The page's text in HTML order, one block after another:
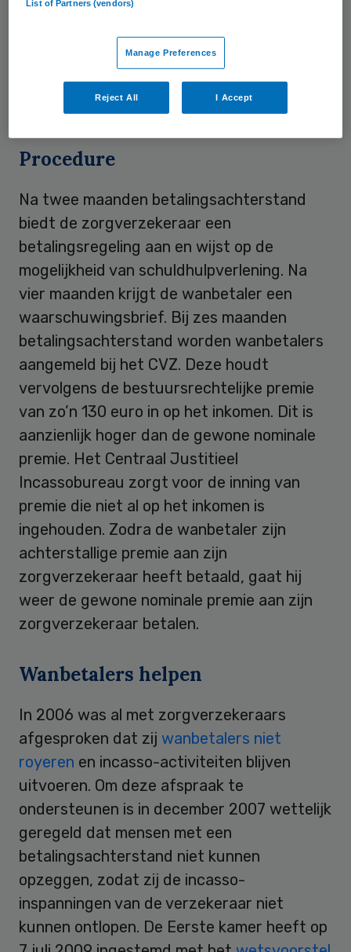
blijven betalen tot zijn
betalingsachterstand volledig is
weggewerkt. In 2008 waren er in Nederland
ongeveer 280.000 mensen die de premie
voor hun
zorgverzekering niet betaalden
Procedure
Na twee maanden betalingsachterstand
biedt de zorgverzekeraar een
betalingsregeling aan en wijst op de
mogelijkheid van schuldhulpverlening. Na
vier maanden krijgt de wanbetaler een
waarschuwingsbrief. Bij zes maanden
betalingsachterstand worden wanbetalers
aangemeld bij het CVZ. Deze houdt
vervolgens de bestuursrechtelijke premie
van zo’n 130 euro in op het inkomen. Dit is
aanzienlijk hoger dan de gewone nominale
premie. Het Centraal Justitieel
Incassobureau zorgt voor de inning van
premie die niet al op het inkomen is
ingehouden. Zodra de wanbetaler zijn
achterstallige premie aan zijn
zorgverzekeraar heeft betaald, gaat hij
weer de gewone nominale premie aan zijn
zorgverzekeraar betalen.
Wanbetalers helpen
In 2006 was al met zorgverzekeraars
afgesproken dat zij wanbetalers niet
royeren en incasso-activiteiten blijven
uitvoeren. Om deze afspraak te
ondersteunen is in december 2007 wettelijk
geregeld dat mensen met een
betalingsachterstand niet kunnen
opzeggen, zodat zij de incasso-
inspanningen van de verzekeraar niet
kunnen ontlopen. De Eerste kamer heeft op
List of Partners (vendors)
Manage Preferences
Reject All I Accept